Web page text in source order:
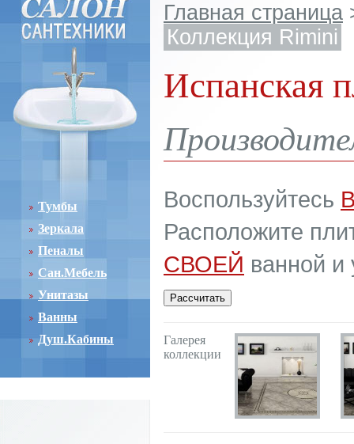
Тумбы
Зеркала
Пеналы
Сан.Мебель
Унитазы
Ванны
Душ.Кабины
Главная страница
Коллекция Rimini
Испанская
Воспользуйтесь
Расположите
СВОЕЙ ванной и
Галерея
коллекции